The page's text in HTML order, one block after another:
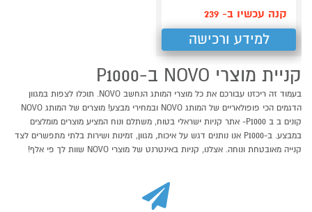
קנה עכשיו ב- 239
למידע ורכישה
קניית מוצרי NOVO ב-P1000
בעמוד זה ריכזנו עבורכם את כל מוצרי המותג הנחשב NOVO. תוכלו לצפות במגוון
הדגמים הכי פופולאריים של המותג NOVO ובמחירי מבצע! מוצרים של המותג NOVO
קונים ב ב P1000- אתר קניות ישראלי בטוח, משתלם ונוח המציע מוצרים מומלצים
במבצע. ב-P1000 אנו נותנים דגש על איכות, מגוון, זמינות ושירות בלתי מתפשרים לצד
קנייה מאובטחת ונוחה. אצלנו, קניות באינטרנט של מוצרי NOVO שוות לך פי אלף!